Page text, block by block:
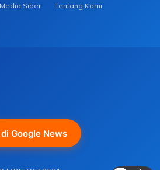
Siber
Tentang Kami
Google News